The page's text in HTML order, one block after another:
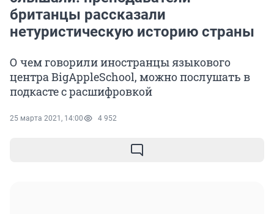
британцы рассказали
нетуристическую историю страны
О чем говорили иностранцы языкового
центра BigAppleSchool, можно послушать в
подкасте с расшифровкой
25 марта 2021, 14:00 4 952